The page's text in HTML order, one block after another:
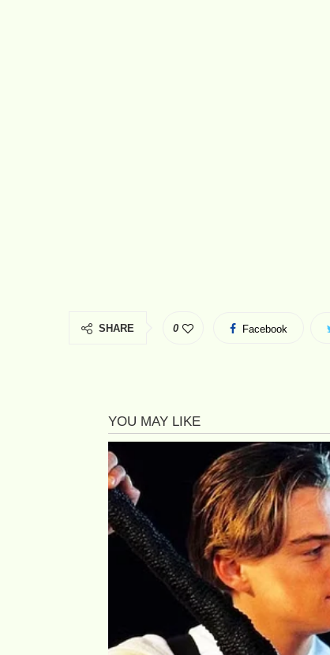
SHARE 0 Facebook